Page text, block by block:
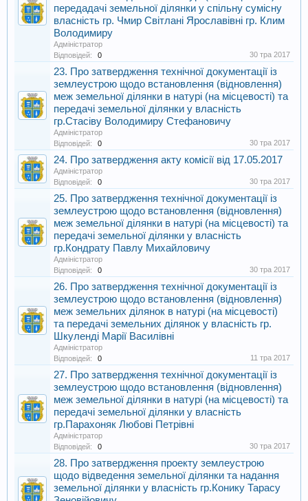
передадачі земельної ділянки у спільну сумісну
власність гр. Чмир Світлані Ярославівні гр. Клим
Володимиру
Адміністратор
Відповідей:
0 30 тра 2017
23. Про затвердження технічної документації із
землеустрою щодо встановлення (відновлення)
меж земельної ділянки в натурі (на місцевості) та
передачі земельної ділянки у власність
гр.Стасіву Володимиру Стефановичу
Адміністратор
Відповідей:
0 30 тра 2017
24. Про затвердження акту комісії від 17.05.2017
Адміністратор
Відповідей:
0 30 тра 2017
25. Про затвердження технічної документації із
землеустрою щодо встановлення (відновлення)
меж земельної ділянки в натурі (на місцевості) та
передачі земельної ділянки у власність
гр.Кондрату Павлу Михайловичу
Адміністратор
Відповідей:
0 30 тра 2017
26. Про затвердження технічної документації із
землеустрою щодо встановлення (відновлення)
меж земельних ділянок в натурі (на місцевості)
та передачі земельних ділянок у власність гр.
Шкуленді Марії Василівні
Адміністратор
Відповідей:
0 11 тра 2017
27. Про затвердження технічної документації із
землеустрою щодо встановлення (відновлення)
меж земельної ділянки в натурі (на місцевості) та
передачі земельної ділянки у власність
гр.Парахоняк Любові Петрівні
Адміністратор
Відповідей:
0 30 тра 2017
28. Про затвердження проекту землеустрою
щодо відведення земельної ділянки та надання
земельної ділянки у власність гр.Конику Тарасу